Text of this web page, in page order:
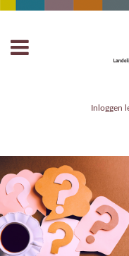
Inloggen